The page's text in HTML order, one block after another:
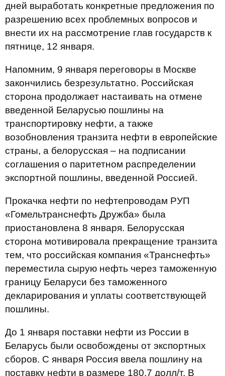
дней выработать конкретные предложения по
разрешению всех проблемных вопросов и
внести их на рассмотрение глав государств к
пятнице, 12 января.
Напомним, 9 января переговоры в Москве
закончились безрезультатно. Российская
сторона продолжает настаивать на отмене
введенной Беларусью пошлины на
транспортировку нефти, а также
возобновления транзита нефти в европейские
страны, а белорусская – на подписании
соглашения о паритетном распределении
экспортной пошлины, введенной Россией.
Прокачка нефти по нефтепроводам РУП
«Гомельтранснефть Дружба» была
приостановлена 8 января. Белорусская
сторона мотивировала прекращение транзита
тем, что российская компания «Транснефть»
переместила сырую нефть через таможенную
границу Беларуси без таможенного
декларирования и уплаты соответствующей
пошлины.
До 1 января поставки нефти из России в
Беларусь были освобождены от экспортных
сборов. С января Россия ввела пошлину на
поставку нефти в размере 180,7 долл/т. В